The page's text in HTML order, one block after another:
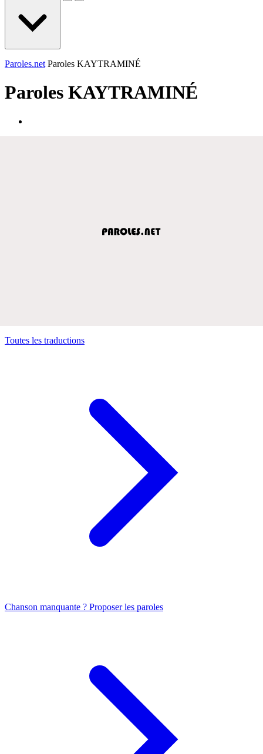
Paroles.net Paroles KAYTRAMINÉ
Paroles KAYTRAMINÉ
Toutes les traductions
Chanson manquante ? Proposer les paroles